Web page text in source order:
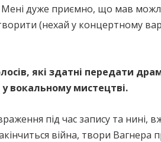
Мені дуже приємно, що мав
(нехай у концертному
які здатні передати
вокальному мистецтві.
під час запису та нині,
війна, твори